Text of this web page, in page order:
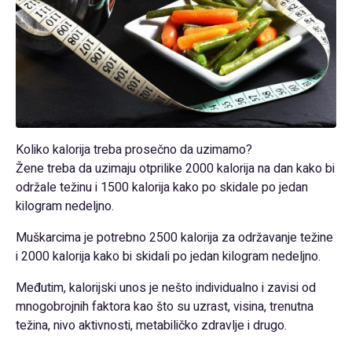
Koliko kalorija treba prosečno da uzimamo?
Žene treba da uzimaju otprilike 2000 kalorija na dan kako bi
održale težinu i 1500 kalorija kako po skidale po jedan
kilogram nedeljno.
Muškarcima je potrebno 2500 kalorija za održavanje težine
i 2000 kalorija kako bi skidali po jedan kilogram nedeljno.
Međutim, kalorijski unos je nešto individualno i zavisi od
mnogobrojnih faktora kao što su uzrast, visina, trenutna
težina, nivo aktivnosti, metabiličko zdravlje i drugo.